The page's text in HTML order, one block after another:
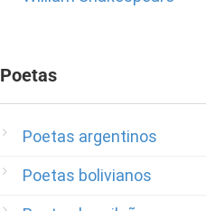
Poetas
Poetas argentinos
Poetas bolivianos